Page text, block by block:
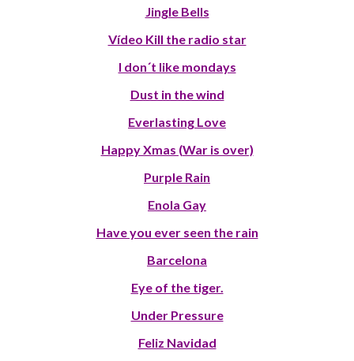
Jingle Bells
Vídeo Kill the radio star
I don´t like mondays
Dust in the wind
Everlasting Love
Happy Xmas (War is over)
Purple Rain
Enola Gay
Have you ever seen the rain
Barcelona
Eye of the tiger.
Under Pressure
Feliz Navidad